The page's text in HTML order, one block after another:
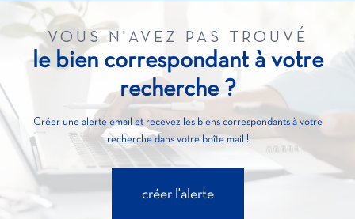
VOUS N'AVEZ PAS TROUVÉ
le bien correspondant à votre
recherche ?
Créer une alerte email et recevez les biens correspondants à votre
recherche dans votre boîte mail !
créer l'alerte